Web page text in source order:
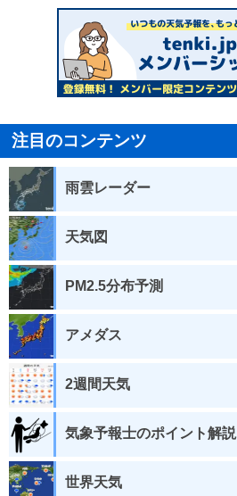
注目のコンテンツ
雨雲レーダー
天気図
PM2.5分布予測
アメダス
2週間天気
気象予報士のポイント解説
世界天気